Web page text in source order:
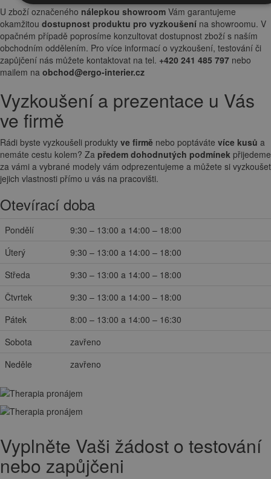
U zboží označeného nálepkou showroom Vám garantujeme
okamžitou dostupnost produktu pro vyzkoušení na showroomu. V
opačném případě poprosíme konzultovat dostupnost zboží s naším
obchodním oddělením. Pro více informací o vyzkoušení, testování či
zapůjčení nás můžete kontaktovat na tel. +420 241 485 797 nebo
mailem na obchod@ergo-interier.cz
Vyzkoušení a prezentace u Vás
ve firmě
Rádi byste vyzkoušeli produkty ve firmě nebo poptáváte více kusů a
nemáte cestu kolem? Za předem dohodnutých podmínek přijedeme
za vámi a vybrané modely vám odprezentujeme a můžete si vyzkoušet
jejich vlastnosti přímo u vás na pracovišti.
Otevírací doba
Pondělí
9:30 – 13:00 a 14:00 – 18:00
Úterý
9:30 – 13:00 a 14:00 – 18:00
Středa
9:30 – 13:00 a 14:00 – 18:00
Čtvrtek
9:30 – 13:00 a 14:00 – 18:00
Pátek
8:00 – 13:00 a 14:00 – 16:30
Sobota
zavřeno
Neděle
zavřeno
Vyplněte Vaši žádost o testování
nebo zapůjčeni